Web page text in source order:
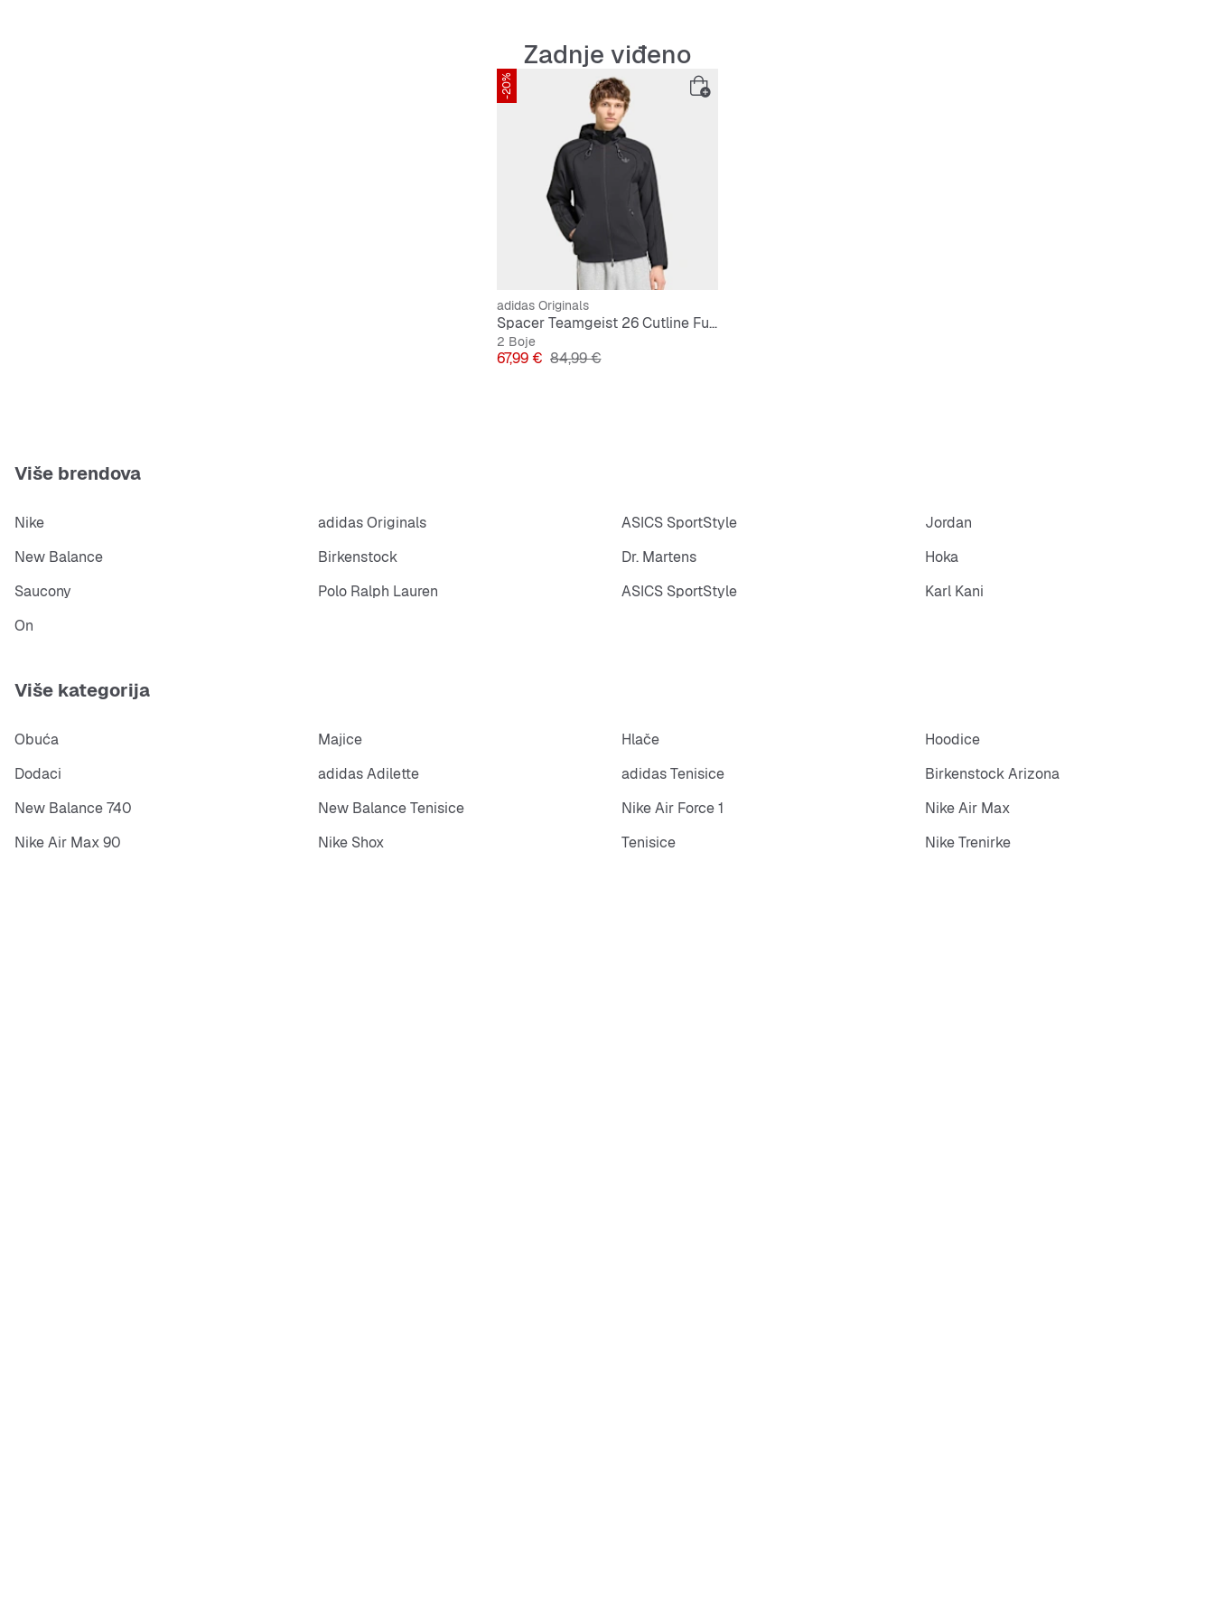
Zadnje viđeno
-20%
adidas Originals
Spacer Teamgeist 26 Cutline Fullzip Hoodie
2 Boje
Cijena
67,99 € Originalna cijena
84,99 €
Više brendova
Nike adidas Originals ASICS SportStyle
Jordan
New Balance
Birkenstock Dr. Martens
Hoka
Saucony
Polo Ralph Lauren ASICS SportStyle
Karl Kani
On
Više kategorija
Obuća Majice Hlače
Hoodice
Dodaci
adidas Adilette adidas Tenisice
Birkenstock Arizona
New Balance 740
New Balance Tenisice Nike Air Force 1
Nike Air Max
Nike Air Max 90
Nike Shox Tenisice Nike Trenirke